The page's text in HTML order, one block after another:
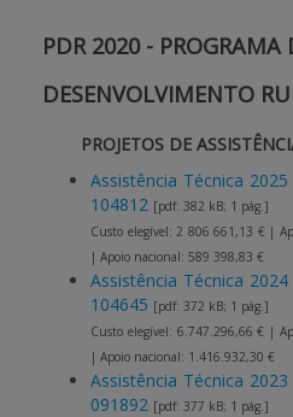
Entrar / Registar
PDR 2020 - PROGRAMA
DESENVOLVIMENTO
PROJETOS DE
Assistência Técnica
104812 [pdf: 382 kB; 1 pág.]
Custo elegível: 2 806 661,13 € |
| Apoio nacional: 589 398,83 €
Assistência Técnica
104645 [pdf: 372 kB; 1 pág.]
Custo elegível: 6.747.296,66 € |
| Apoio nacional: 1.416.932,30 €
Assistência Técnica
091892 [pdf: 377 kB; 1 pág.]